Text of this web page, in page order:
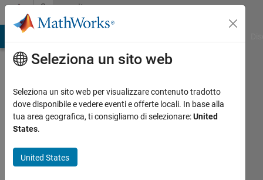
Vai al contenutoCommunity
Profile
assas
seen: 1
giorno
Seleziona un sito web
Seleziona un sito web per visualizzare contenuto tradotto
dove disponibile e vedere eventi e offerte locali. In base alla
tua area geografica, ti consigliamo di selezionare:United
States.
United States